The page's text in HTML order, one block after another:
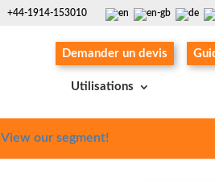
+44-1914-153010
Utilisations
Demander un devis
View our segment!